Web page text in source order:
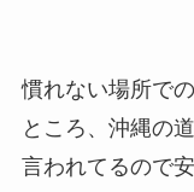
慣れない場所で
ところ、沖縄の
言われてるので